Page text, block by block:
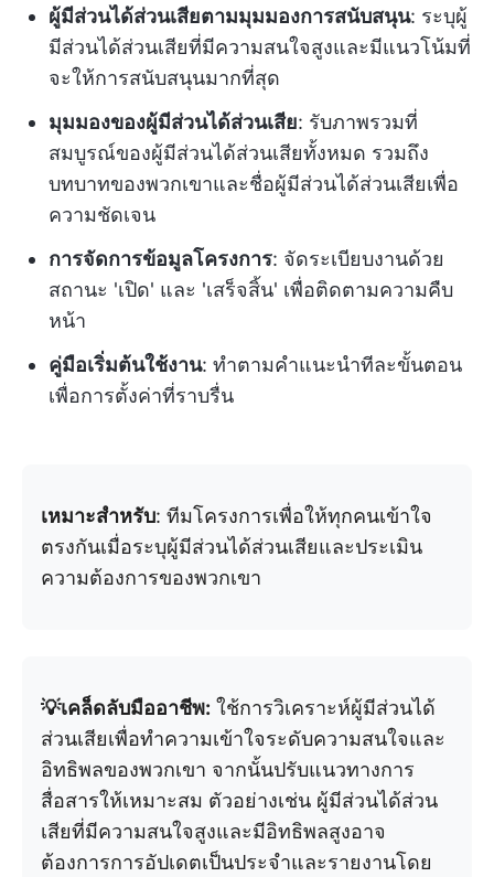
ผู้มีส่วนได้ส่วนเสียตามมุมมองการสนับสนุน: ระบุผู้
มีส่วนได้ส่วนเสียที่มีความสนใจสูงและมีแนวโน้มที่
จะให้การสนับสนุนมากที่สุด
มุมมองของผู้มีส่วนได้ส่วนเสีย: รับภาพรวมที่
สมบูรณ์ของผู้มีส่วนได้ส่วนเสียทั้งหมด รวมถึง
บทบาทของพวกเขาและชื่อผู้มีส่วนได้ส่วนเสียเพื่อ
ความชัดเจน
การจัดการข้อมูลโครงการ: จัดระเบียบงานด้วย
สถานะ 'เปิด' และ 'เสร็จสิ้น' เพื่อติดตามความคืบ
หน้า
คู่มือเริ่มต้นใช้งาน: ทำตามคำแนะนำทีละขั้นตอน
เพื่อการตั้งค่าที่ราบรื่น
เหมาะสำหรับ: ทีมโครงการเพื่อให้ทุกคนเข้าใจ
ตรงกันเมื่อระบุผู้มีส่วนได้ส่วนเสียและประเมิน
ความต้องการของพวกเขา
💡เคล็ดลับมืออาชีพ: ใช้การวิเคราะห์ผู้มีส่วนได้
ส่วนเสียเพื่อทำความเข้าใจระดับความสนใจและ
อิทธิพลของพวกเขา จากนั้นปรับแนวทางการ
สื่อสารให้เหมาะสม ตัวอย่างเช่น ผู้มีส่วนได้ส่วน
เสียที่มีความสนใจสูงและมีอิทธิพลสูงอาจ
ต้องการการอัปเดตเป็นประจำและรายงานโดย